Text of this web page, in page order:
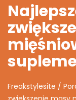
Freakstylesite /